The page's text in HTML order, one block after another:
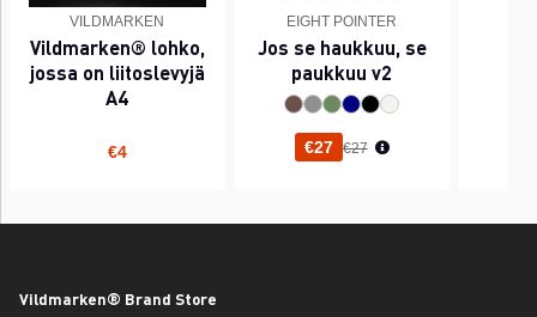
VILDMARKEN
Vildmarken® lohko,
jossa on liitoslevyjä
A4
€4
EIGHT POINTER
Jos se haukkuu, se
paukkuu v2
€27 Normaali hinta
€27
Vildmarken® Brand Store